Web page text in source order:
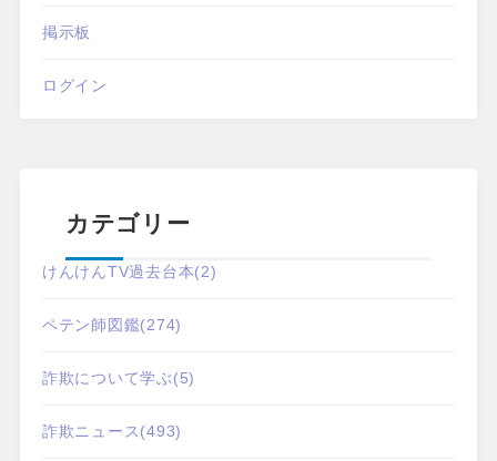
掲示板
ログイン
カテゴリー
けんけんTV過去台本(2)
ペテン師図鑑(274)
詐欺について学ぶ(5)
詐欺ニュース(493)